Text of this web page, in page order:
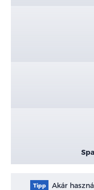
Tipp
Akár